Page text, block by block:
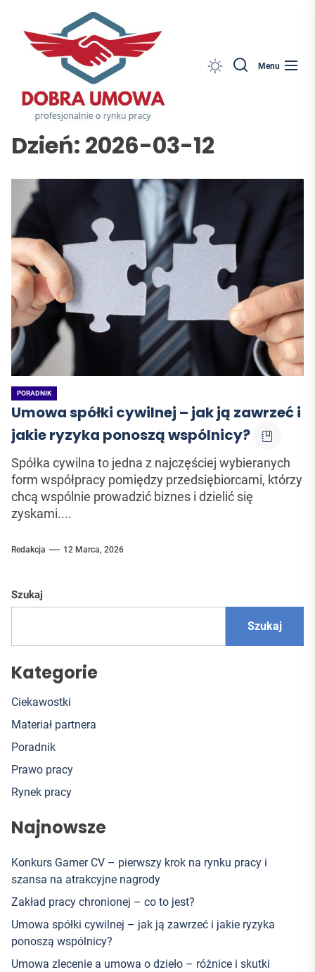
SearchMenu
Dzień: 2026-03-12
PORADNIK
Umowa spółki cywilnej – jak ją zawrzeć i
jakie ryzyka ponoszą wspólnicy?
Spółka cywilna to jedna z najczęściej wybieranych
form współpracy pomiędzy przedsiębiorcami, którzy
chcą wspólnie prowadzić biznes i dzielić się
zyskami....
Redakcja 12 Marca, 2026
Szukaj
Szukaj
Kategorie
Ciekawostki
Materiał partnera
Poradnik
Prawo pracy
Rynek pracy
Najnowsze
Konkurs Gamer CV – pierwszy krok na rynku pracy i
szansa na atrakcyjne nagrody
Zakład pracy chronionej – co to jest?
Umowa spółki cywilnej – jak ją zawrzeć i jakie ryzyka
ponoszą wspólnicy?
Umowa zlecenie a umowa o dzieło – różnice i skutki